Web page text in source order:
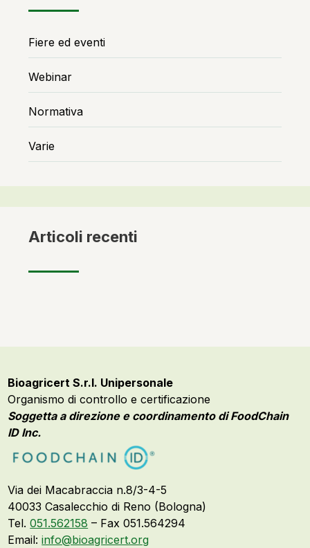
Fiere ed eventi
Webinar
Normativa
Varie
Articoli recenti
Bioagricert S.r.l. Unipersonale
Organismo di controllo e certificazione
Soggetta a direzione e coordinamento di FoodChain
ID Inc.
Via dei Macabraccia n.8/3-4-5
40033 Casalecchio di Reno (Bologna)
Tel.051.562158 – Fax 051.564294
Email:info@bioagricert.org